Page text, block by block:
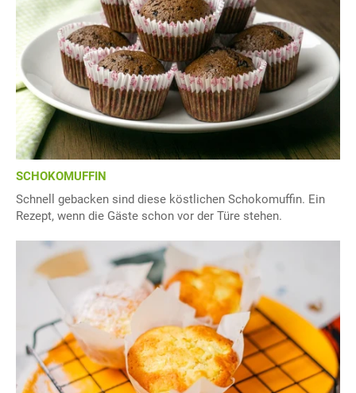
SCHOKOMUFFIN
Schnell gebacken sind diese köstlichen Schokomuffin. Ein
Rezept, wenn die Gäste schon vor der Türe stehen.